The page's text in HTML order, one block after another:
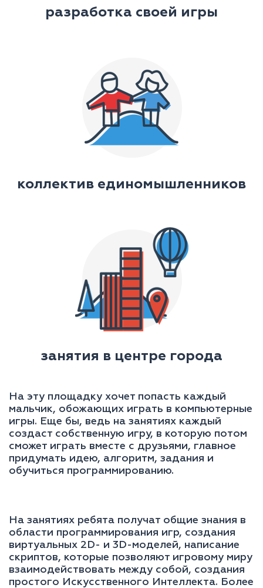
разработка своей игры
коллектив единомышленников
занятия в центре города
На эту площадку хочет попасть каждый
мальчик, обожающих играть в компьютерные
игры. Еще бы, ведь на занятиях каждый
создаст собственную игру, в которую потом
сможет играть вместе с друзьями, главное
придумать идею, алгоритм, задания и
обучиться программированию.
На занятиях ребята получат общие знания в
области программирования игр, создания
виртуальных 2D- и 3D-моделей, написание
скриптов, которые позволяют игровому миру
взаимодействовать между собой, создания
простого Искусственного Интеллекта. Более